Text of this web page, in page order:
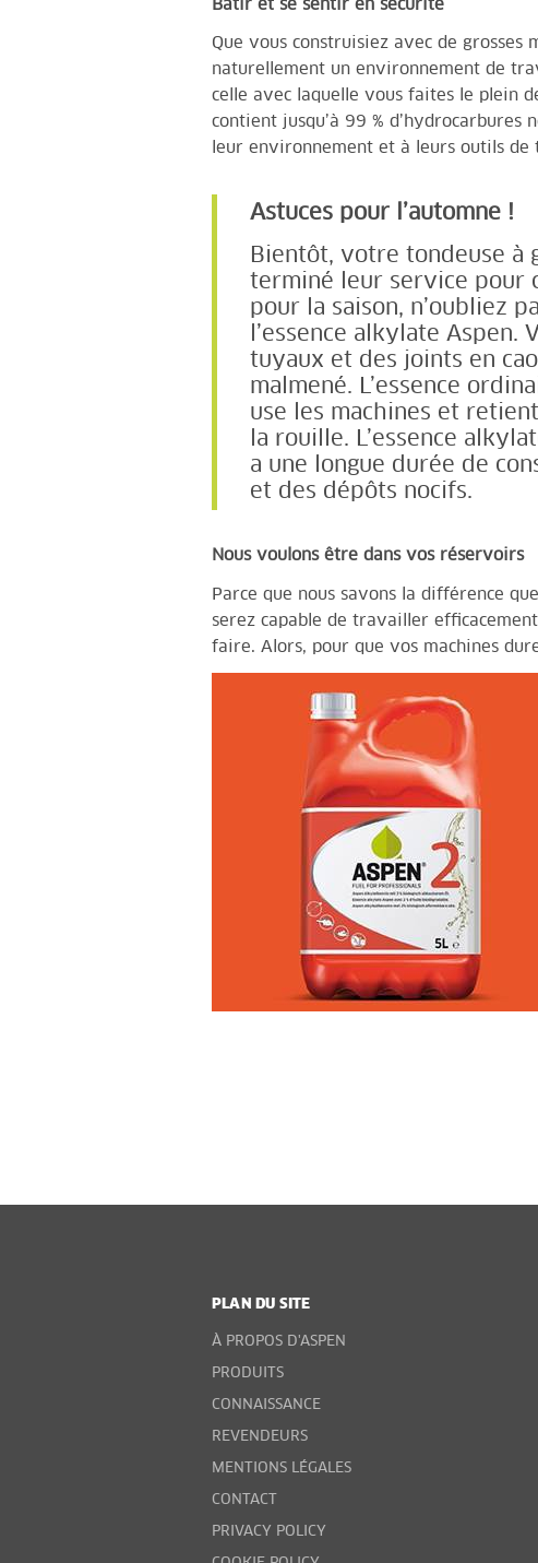
Bâtir et se sentir en sécurité
Que vous construisiez avec de
naturellement un environnement de
celle avec laquelle vous faites le plein
contient jusqu’à 99 %
leur environnement et à leurs outils de
Astuces pour l’automne !
Bientôt, votre tondeuse à
terminé leur service pour
pour la saison, n’oubliez
l’essence alkylate
tuyaux et des joints en
malmené. L’essence
use les machines et
la rouille. L’essence
a une longue durée de
et des dépôts nocifs.
Nous voulons être dans vos réservoirs
Parce que nous savons la différence
serez capable de travailler
faire. Alors, pour que vos machines
PLAN DU SITE
À PROPOS D'ASPEN
PRODUITS
CONNAISSANCE
REVENDEURS
MENTIONS LÉGALES
CONTACT
PRIVACY POLICY